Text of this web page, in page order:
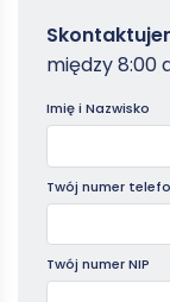
Zamowterminal
Poradniki
między 8:00
Imię i Nazwisko
Twój numer
Twój numer NIP